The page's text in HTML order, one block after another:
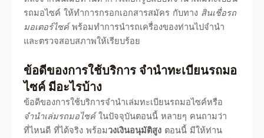
รถมอไซค์ ให้ทำการกรอกเอกสารสมัคร กับทาง สินเชื่อรถ
มอเตอร์ไซค์พร้อมทำการนำรถเครื่องของท่านไปจำนำ
และตรวจสอบสภาพให้เรียบร้อย
ข้อดีของการใช้บริการ จำนำทะเบียนรถมอ
ไซค์ มีอะไรบ้าง
ข้อดีของการใช้บริการจํานําเล่มทะเบียนรถมอไซค์หรือ
จำนำเล่มรถมอไซค์ในปัจจุบันตอนนี้ หลายๆ คนถามว่า
ที่ไหนดี ที่ได้จริง พร้อมวงเงินอนุมัติสูง ตอนนี้ มีให้ท่าน